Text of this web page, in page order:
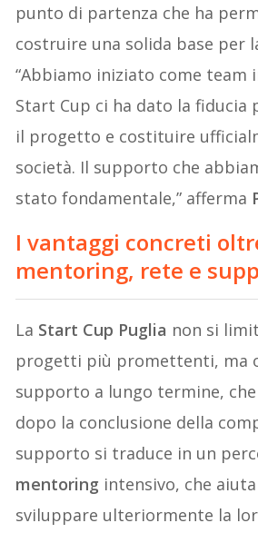
punto di partenza che ha
costruire una solida base per
“Abbiamo iniziato come team
Start Cup ci ha dato la fiducia
il progetto e costituire
società. Il supporto che
stato fondamentale,” afferma
I vantaggi concreti
mentoring, rete e
La Start Cup Puglia non si
progetti più promettenti, ma
supporto a lungo termine,
dopo la conclusione della
supporto si traduce in un
mentoring intensivo, che
sviluppare ulteriormente la